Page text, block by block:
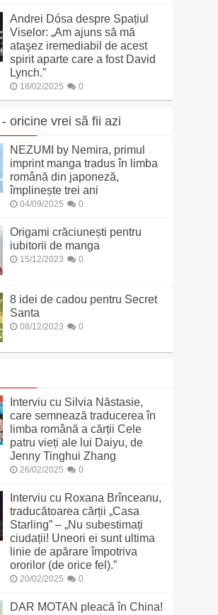
Andrei Dósa despre Spațiul
Viselor: „Am ajuns să mă
ataşez iremediabil de acest
spirit aparte care a fost David
Lynch.”
18/02/2025 0
oricine vrei să fii azi
NEZUMI by Nemira, primul
imprint manga tradus în limba
română din japoneză,
împlinește trei ani
04/09/2025 0
Origami crăciunești pentru
iubitorii de manga
15/12/2023 0
8 idei de cadou pentru Secret
Santa
08/12/2023 0
Interviu cu Silvia Năstasie,
care semnează traducerea în
limba română a cărții Cele
patru vieți ale lui Daiyu, de
Jenny Tinghui Zhang
26/02/2025 0
Interviu cu Roxana Brînceanu,
traducătoarea cărții „Casa
Starling” – „Nu subestimați
ciudații! Uneori ei sunt ultima
linie de apărare împotriva
ororilor (de orice fel).”
20/02/2025 0
DAR MOTAN pleacă în China!